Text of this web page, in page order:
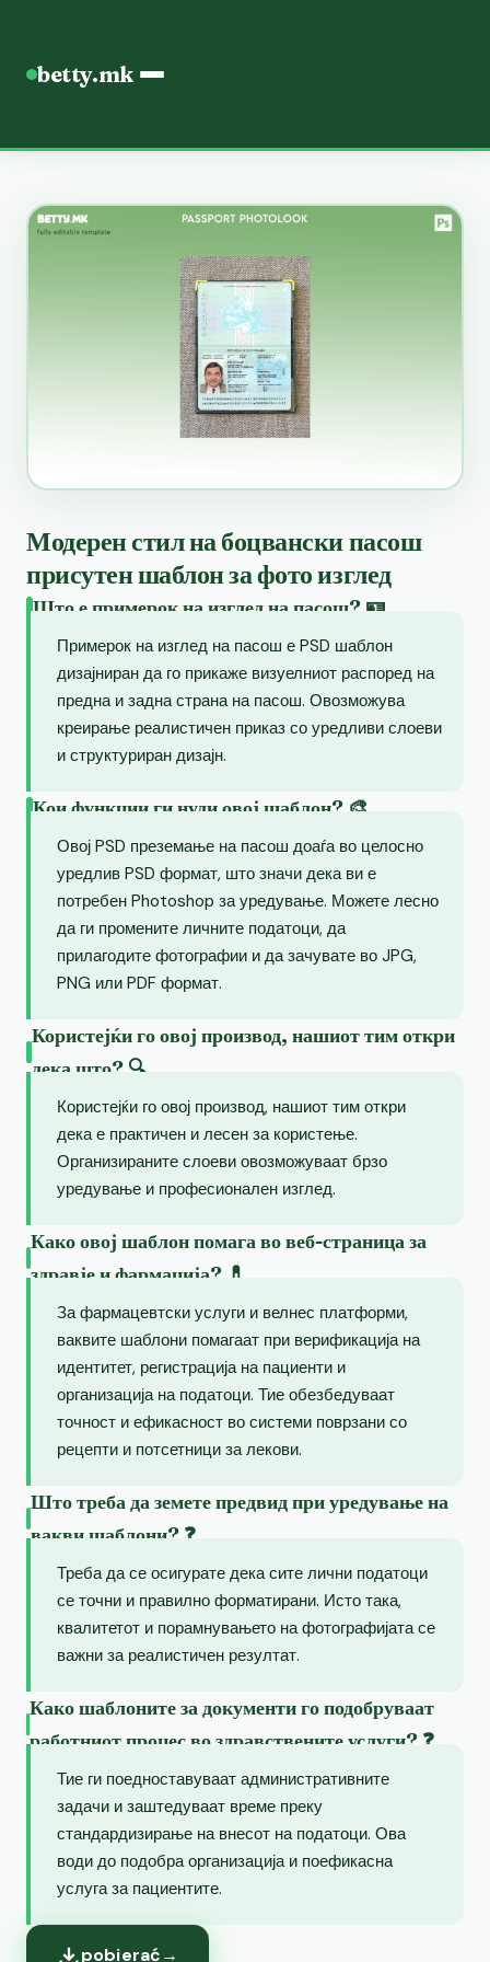
betty.mk
Модерен стил на боцвански пасош
присутен шаблон за фото изглед
Што е примерок на изглед на пасош? 🪪
Примерок на изглед на пасош е PSD шаблон
дизајниран да го прикаже визуелниот распоред на
предна и задна страна на пасош. Овозможува
креирање реалистичен приказ со уредливи слоеви
и структуриран дизајн.
Кои функции ги нуди овој шаблон? 🎨
Овој PSD преземање на пасош доаѓа во целосно
уредлив PSD формат, што значи дека ви е
потребен Photoshop за уредување. Можете лесно
да ги промените личните податоци, да
прилагодите фотографии и да зачувате во JPG,
PNG или PDF формат.
Користејќи го овој производ, нашиот тим откри
дека што? 🔍
Користејќи го овој производ, нашиот тим откри
дека е практичен и лесен за користење.
Организираните слоеви овозможуваат брзо
уредување и професионален изглед.
Како овој шаблон помага во веб-страница за
здравје и фармација? 💊
За фармацевтски услуги и велнес платформи,
ваквите шаблони помагаат при верификација на
идентитет, регистрација на пациенти и
организација на податоци. Тие обезбедуваат
точност и ефикасност во системи поврзани со
рецепти и потсетници за лекови.
Што треба да земете предвид при уредување на
вакви шаблони? ❓
Треба да се осигурате дека сите лични податоци
се точни и правилно форматирани. Исто така,
квалитетот и порамнувањето на фотографијата се
важни за реалистичен резултат.
Како шаблоните за документи го подобруваат
работниот процес во здравствените услуги? ❓
Тие ги поедноставуваат административните
задачи и заштедуваат време преку
стандардизирање на внесот на податоци. Ова
води до подобра организација и поефикасна
услуга за пациентите.
pobierać→